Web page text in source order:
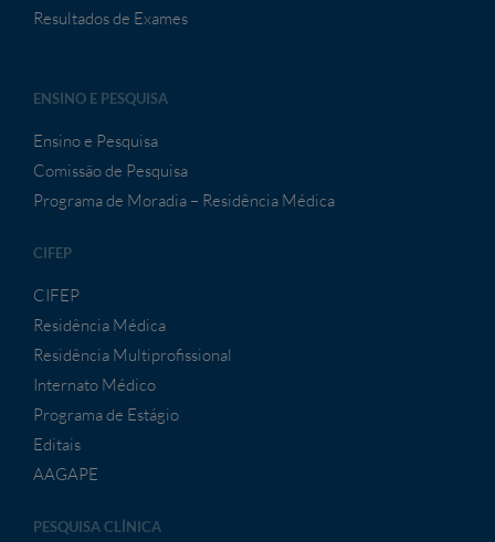
Resultados de Exames
ENSINO E PESQUISA
Ensino e Pesquisa
Comissão de Pesquisa
Programa de Moradia – Residência Médica
CIFEP
CIFEP
Residência Médica
Residência Multiprofissional
Internato Médico
Programa de Estágio
Editais
AAGAPE
PESQUISA CLÍNICA